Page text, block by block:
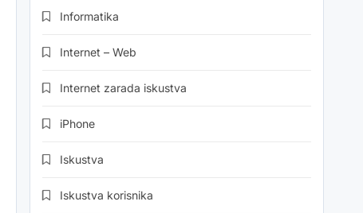
Informatika
Internet – Web
Internet zarada iskustva
iPhone
Iskustva
Iskustva korisnika